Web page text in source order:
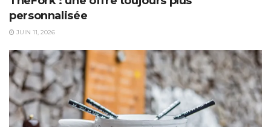
personnalisée
JUIN 11, 2026